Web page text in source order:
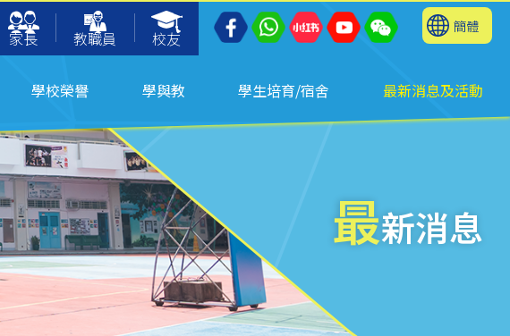
家長 教職員 校友
簡體
學校榮譽 學與教 學生培育/宿舍 最新消息及活動
最新消息